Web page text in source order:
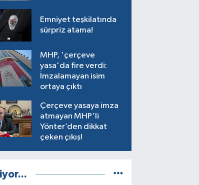
Emniyet teşkilatında
sürpriz atama!
MHP, 'çerçeve
yasa'da fire verdi:
İmzalamayan isim
ortaya çıktı
Çerçeve yasaya imza
atmayan MHP'li
Yönter’den dikkat
çeken çıkış!